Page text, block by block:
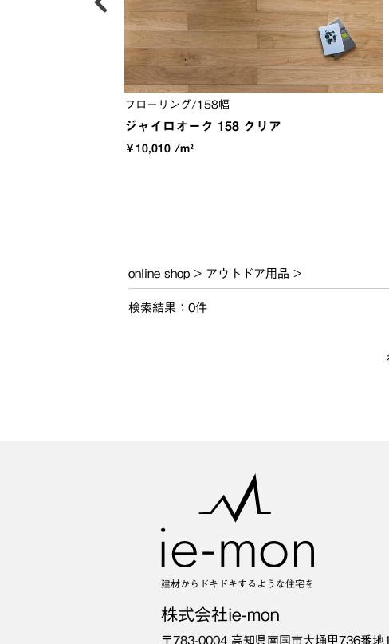
フローリング/158幅
ジャイロオーク 158 クリア
￥10,010 /m²
online shop > アウトドア用品 >
検索結果：0件
建材からドキドキするような住宅を
株式会社ie-mon
〒783-0004 高知県南国市大埇甲736番地1